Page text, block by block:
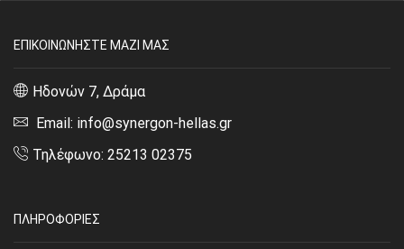
ΕΠΙΚΟΙΝΩΝΗΣΤΕ ΜΑΖΙ ΜΑΣ
Ηδονών 7, Δράμα
Email: info@synergon-hellas.gr
Τηλέφωνο: 25213 02375
ΠΛΗΡΟΦΟΡΙΕΣ